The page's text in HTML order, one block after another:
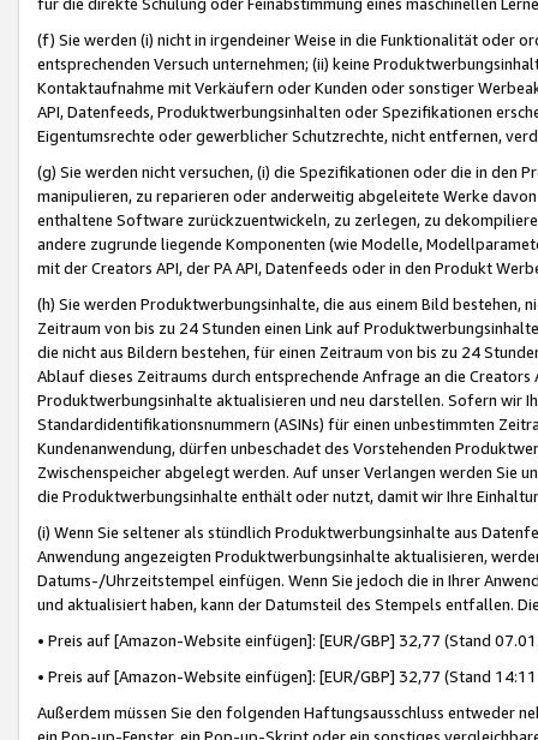
(f) Sie werden (i) nicht in irgendeiner Weise in die Funktionalität oder
entsprechenden Versuch unternehmen; (ii) keine
Kontaktaufnahme mit Verkäufern oder Kunden oder sonstiger
API, Datenfeeds, Produktwerbungsinhalten oder Spezifikationen
Eigentumsrechte oder gewerblicher Schutzrechte, nicht entfernen,
(g) Sie werden nicht versuchen, (i) die Spezifikationen oder die in
manipulieren, zu reparieren oder anderweitig abgeleitete Werke
enthaltene Software zurückzuentwickeln, zu zerlegen, zu
andere zugrunde liegende Komponenten (wie Modelle,
mit der Creators API, der PA API, Datenfeeds oder in den Produkt
(h) Sie werden Produktwerbungsinhalte, die aus einem Bild bestehen,
Zeitraum von bis zu 24 Stunden einen Link auf
die nicht aus Bildern bestehen, für einen Zeitraum von bis zu 24
Ablauf dieses Zeitraums durch entsprechende Anfrage an die
Produktwerbungsinhalte aktualisieren und neu darstellen. Sofern wir
Standardidentifikationsnummern (ASINs) für einen unbestimmten
Kundenanwendung, dürfen unbeschadet des Vorstehenden
Zwischenspeicher abgelegt werden. Auf unser Verlangen werden Sie
die Produktwerbungsinhalte enthält oder nutzt, damit wir Ihre
(i) Wenn Sie seltener als stündlich Produktwerbungsinhalte aus
Anwendung angezeigten Produktwerbungsinhalte aktualisieren,
Datums-/Uhrzeitstempel einfügen. Wenn Sie jedoch die in Ihrer
und aktualisiert haben, kann der Datumsteil des Stempels entfallen.
• Preis auf [Amazon-Website einfügen]: [EUR/GBP] 32,77 (Stand
• Preis auf [Amazon-Website einfügen]: [EUR/GBP] 32,77 (Stand
Außerdem müssen Sie den folgenden Haftungsausschluss entweder
ein Pop-up-Fenster, ein Pop-up-Skript oder ein sonstiges